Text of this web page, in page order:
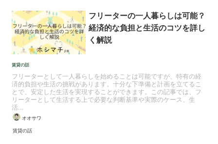
賃貸の話
フリーターの一人暮らしは可能？
経済的な負担と生活のコツを詳し
く解説
フリーターとして一人暮らしを始めることは可能ですが、特有の経
済的負担や生活の挑戦があります。十分な下準備と計画を立てるこ
とで、安定した生活を実現することができます。この記事では、フ
リーターとして生活する上で必要な判断基準や実際のケース、生
活...
オオサワ
賃貸の話